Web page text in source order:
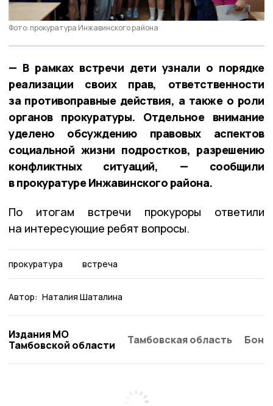
Фото: прокуратура Инжавинского района
— В рамках встречи дети узнали о порядке
реализации своих прав, ответственности
за противоправные действия, а также о роли
органов прокуратуры. Отдельное внимание
уделено обсуждению правовых аспектов
социальной жизни подростков, разрешению
конфликтных ситуаций, — сообщили
в прокуратуре Инжавинского района.
По итогам встречи прокуроры ответили
на интересующие ребят вопросы.
прокуратура встреча
Автор: Наталия Шаталина
Издания МО
Тамбовской области
Тамбовская область